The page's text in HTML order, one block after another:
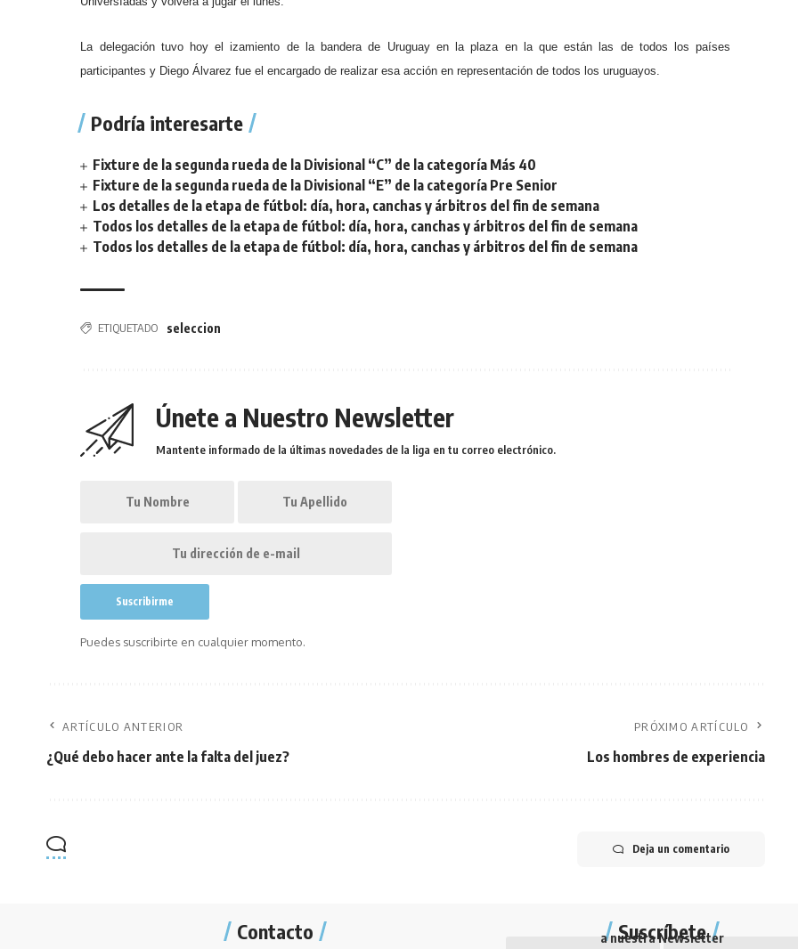
La delegación tuvo hoy el izamiento de la bandera de Uruguay en la plaza en la que están las de todos los países
participantes y Diego Álvarez fue el encargado de realizar esa acción en representación de todos los uruguayos.
Podría interesarte
Fixture de la segunda rueda de la Divisional “C” de la categoría Más 40
Fixture de la segunda rueda de la Divisional “E” de la categoría Pre Senior
Los detalles de la etapa de fútbol: día, hora, canchas y árbitros del fin de semana
Todos los detalles de la etapa de fútbol: día, hora, canchas y árbitros del fin de semana
Todos los detalles de la etapa de fútbol: día, hora, canchas y árbitros del fin de semana
ETIQUETADO seleccion
Únete a Nuestro Newsletter
Mantente informado de la últimas novedades de la liga en tu correo electrónico.
Puedes suscribirte en cualquier momento.
ARTÍCULO ANTERIOR
¿Qué debo hacer ante la falta del juez?
PRÓXIMO ARTÍCULO
Los hombres de experiencia
Deja un comentario
Contacto Suscríbete
a nuestra Newsletter